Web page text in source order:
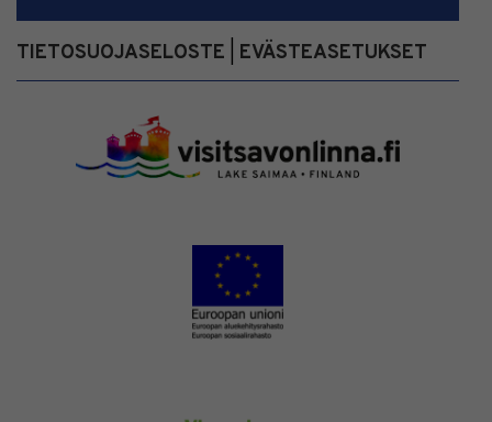
TIETOSUOJASELOSTE EVÄSTEASETUKSET